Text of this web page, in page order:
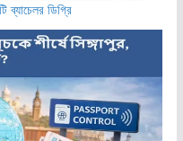
ব্যাচেলর ডিগ্রি